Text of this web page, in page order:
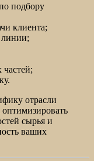
подбору
клиента;
линии;
отрасли
сырья и
ваших